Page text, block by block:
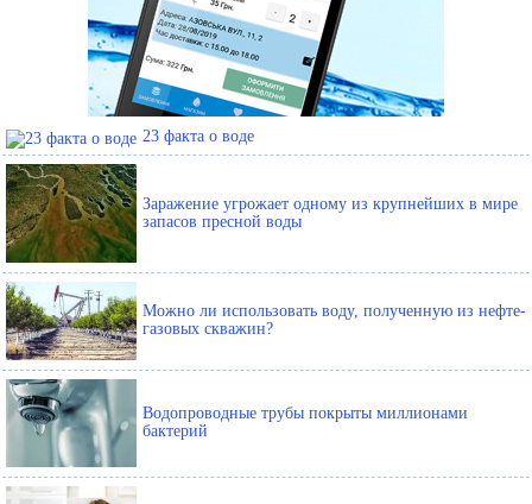
23 факта о воде
Заражение угрожает одному из крупнейших в мире
запасов пресной воды
Можно ли использовать воду, полученную из нефте-
газовых скважин?
Водопроводные трубы покрыты миллионами
бактерий